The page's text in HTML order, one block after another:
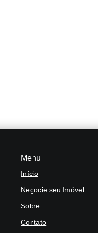
Menu
Início
Negocie seu Imóvel
Sobre
Contato